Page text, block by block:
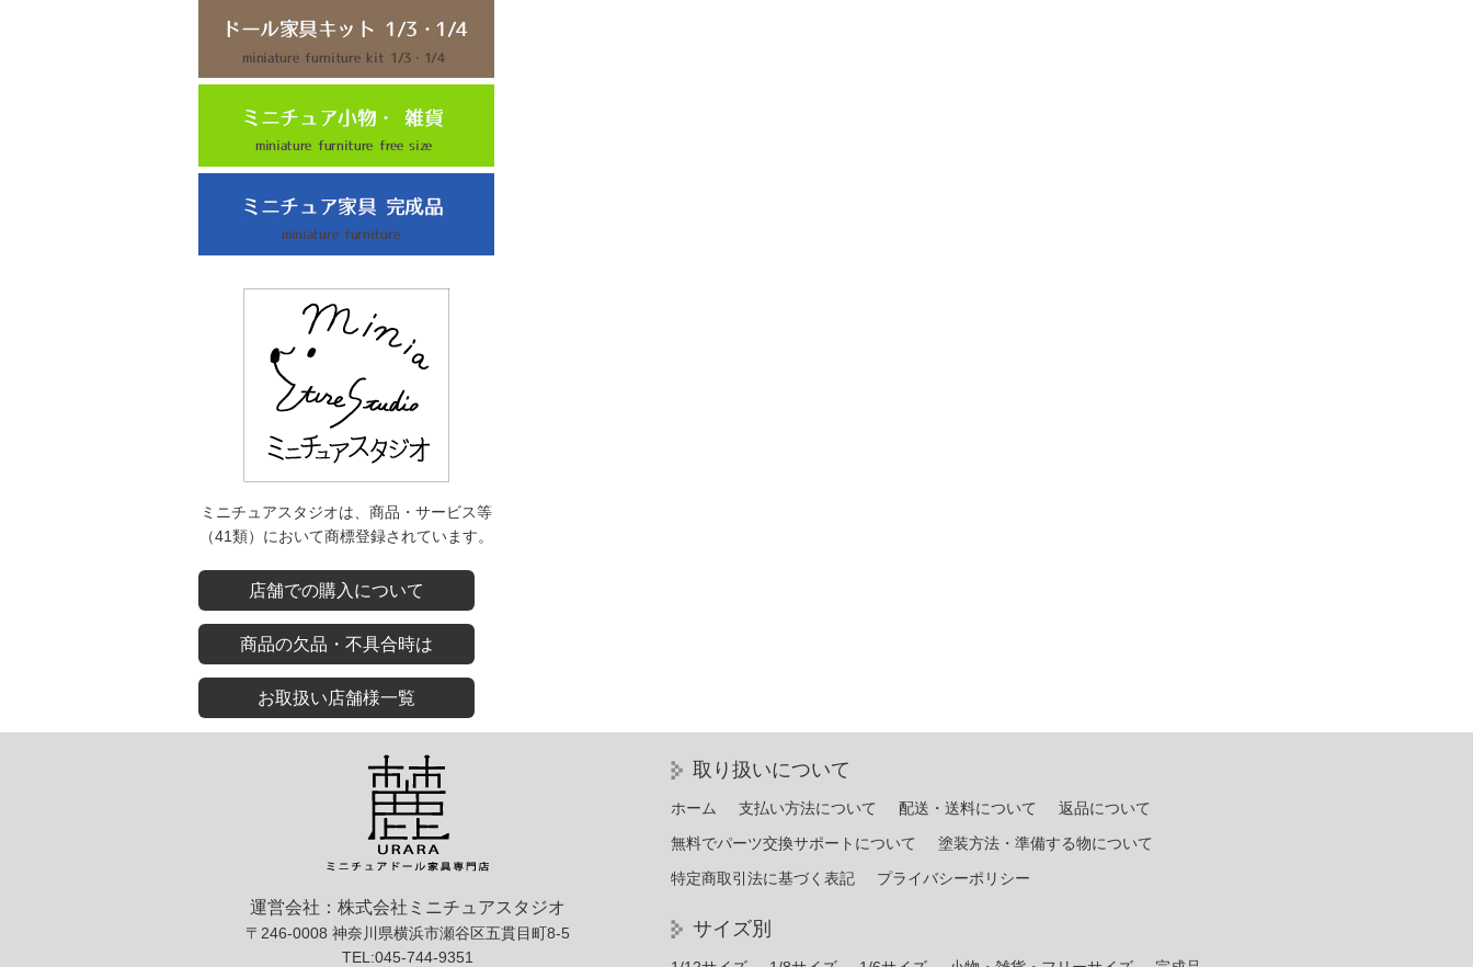
ミニチュアスタジオは、商品・サービス等
（41類）において商標登録されています。
店舗での購入について
商品の欠品・不具合時は
お取扱い店舗様一覧
取り扱いについて
ホーム 支払い方法について 配送・送料について
返品について
無料でパーツ交換サポートについて
塗装方法・準備する物について
特定商取引法に基づく表記
プライバシーポリシー
サイズ別
運営会社：株式会社ミニチュアスタジオ
〒246-0008 神奈川県横浜市瀬谷区五貫目町8-5
TEL:045-744-9351